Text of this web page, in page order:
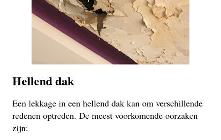
Hellend dak
Een lekkage in een hellend dak kan om verschillende
redenen optreden. De meest voorkomende oorzaken
zijn: